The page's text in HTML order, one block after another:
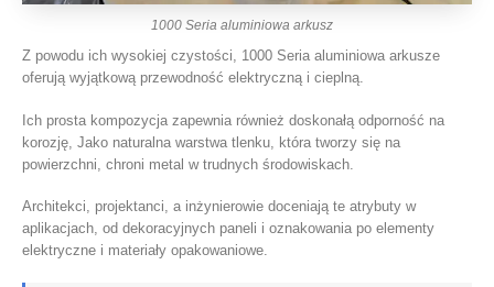
1000 Seria aluminiowa arkusz
Z powodu ich wysokiej czystości, 1000 Seria aluminiowa arkusze
oferują wyjątkową przewodność elektryczną i cieplną.
Ich prosta kompozycja zapewnia również doskonałą odporność na
korozję, Jako naturalna warstwa tlenku, która tworzy się na
powierzchni, chroni metal w trudnych środowiskach.
Architekci, projektanci, a inżynierowie doceniają te atrybuty w
aplikacjach, od dekoracyjnych paneli i oznakowania po elementy
elektryczne i materiały opakowaniowe.